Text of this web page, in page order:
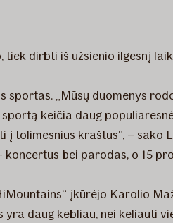
tiek dirbti iš užsienio ilgesnį
„Mūsų duomenys
keičia daug
tolimesnius kraštus“, – sako
bei parodas, o 15
įkūrėjo Karolio
daug kebliau, nei keliauti